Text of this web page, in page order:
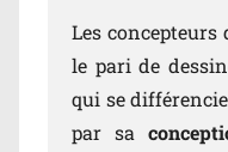
Les concepteurs
le pari de
qui se
par sa